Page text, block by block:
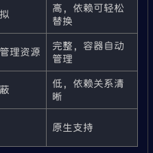
高，依赖可轻松
替换
理资源
完整，容器自动
管理
低，依赖关系清
晰
原生支持